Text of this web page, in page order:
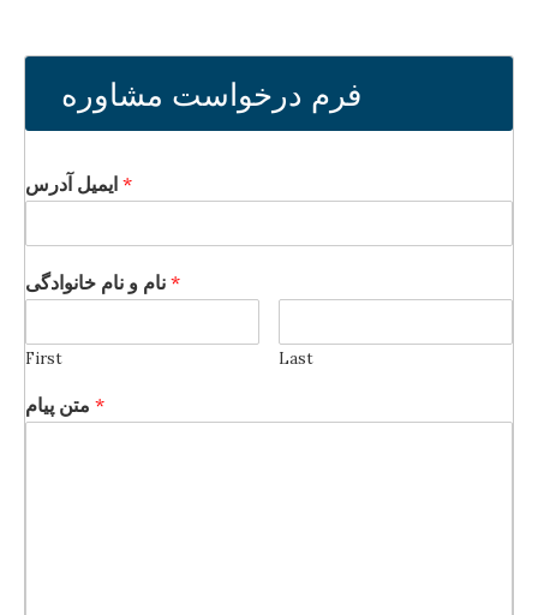
فرم درخواست مشاوره
*
*
First Last
*